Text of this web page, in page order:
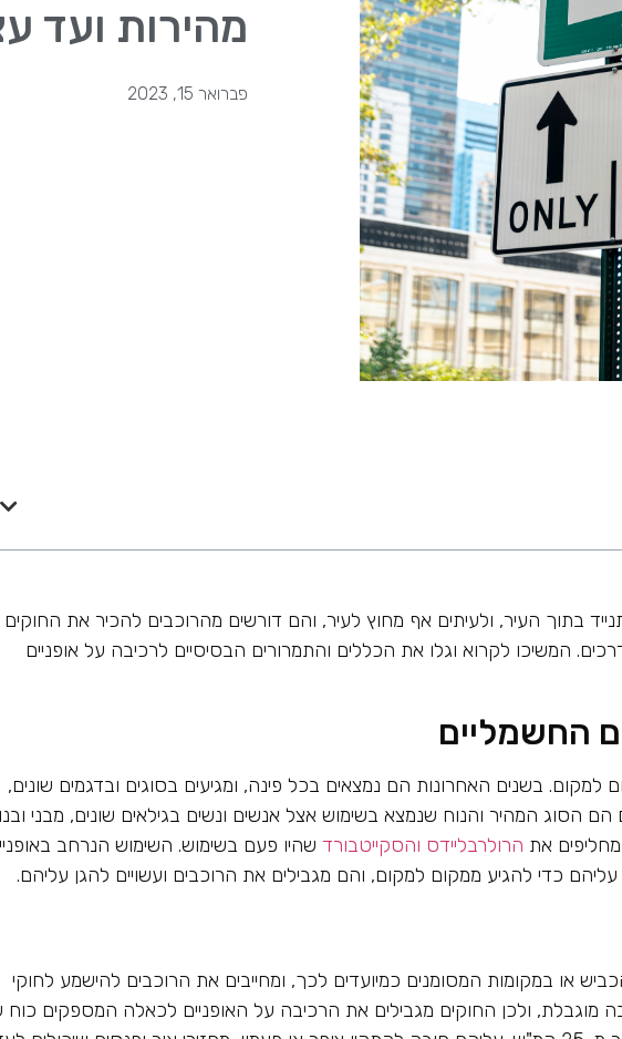
מהירות ועד
פברואר 15, 2023
בתוך העיר, ולעיתים אף מחוץ לעיר, והם דורשים מהרוכבים להכיר את החוקים
המשיכו לקרוא וגלו את הכללים והתמרורים הבסיסיים לרכיבה על אופניים
החשמליים
למקום. בשנים האחרונות הם נמצאים בכל פינה, ומגיעים בסוגים ובדגמים שונים,
הסוג המהיר והנוח שנמצא בשימוש אצל אנשים ונשים בגילאים שונים, מבני
את הרולרבליידס והסקייטבורד שהיו פעם בשימוש. השימוש הנרחב
כדי להגיע ממקום למקום, והם מגבילים את הרוכבים ועשויים להגן עליהם.
או במקומות המסומנים כמיועדים לכך, ומחייבים את הרוכבים להישמע לחוקי
מוגבלת, ולכן החוקים מגבילים את הרכיבה על האופניים לכאלה המספקים